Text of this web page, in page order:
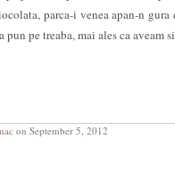
parca-i venea apan-n
pe treaba, mai ales ca aveam
on September 5, 2012